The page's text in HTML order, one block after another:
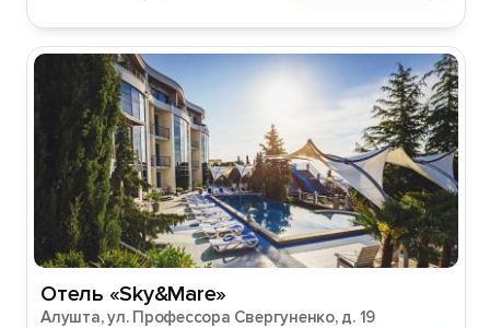
Отель «Sky&Mare»
Алушта, ул. Профессора Свергуненко, д. 19